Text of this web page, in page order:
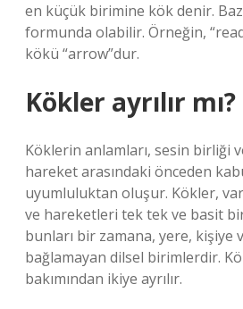
en küçük birimine kök denir.
formunda olabilir. Örneğin,
kökü “arrow”dur.
Kökler ayrılır mı?
Köklerin anlamları, sesin birliği
hareket arasındaki önceden
uyumluluktan oluşur. Kökler,
ve hareketleri tek tek ve basit
bunları bir zamana, yere, kişiye
bağlamayan dilsel birimlerdir.
bakımından ikiye ayrılır.